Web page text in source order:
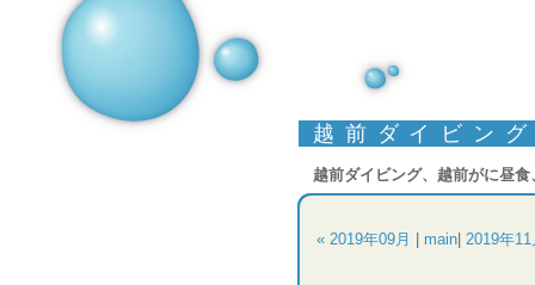
越前ダイビン
越前ダイビング、越前がに昼
« 2019年09月 main 2019年